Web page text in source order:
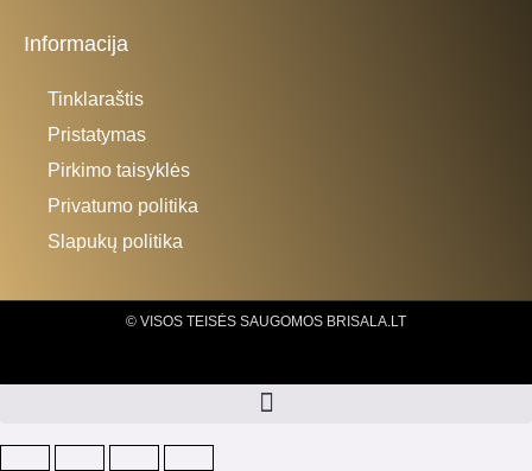
Informacija
Tinklaraštis
Pristatymas
Pirkimo taisyklės
Privatumo politika
Slapukų politika
© VISOS TEISĖS SAUGOMOS BRISALA.LT